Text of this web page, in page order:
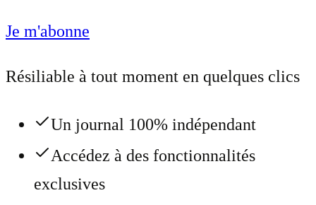
Je m'abonne
Résiliable à tout moment en quelques clics
Un journal 100% indépendant
Accédez à des fonctionnalités
exclusives